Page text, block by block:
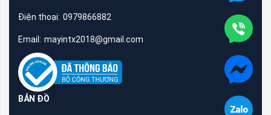
Điện thoại: 0979866882
Email: mayintx2018@gmail.com
BẢN ĐỒ